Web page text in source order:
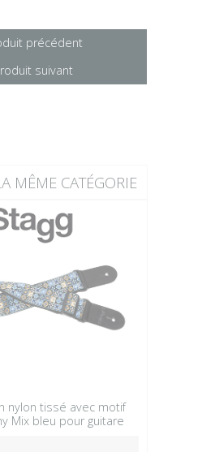
précédent
suivant
MÊME CATÉGORIE
nylon tissé avec motif
Mix bleu pour guitare